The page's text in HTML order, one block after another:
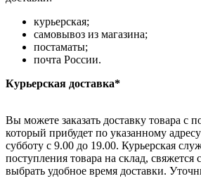
курьерская;
самовывоз из магазина;
постаматы;
почта России.
Курьерская доставка*
Вы можете заказать доставку товара с
который прибудет по указанному
субботу с 9.00 до 19.00. Курьерская
поступления товара на склад,
выбрать удобное время доставки.